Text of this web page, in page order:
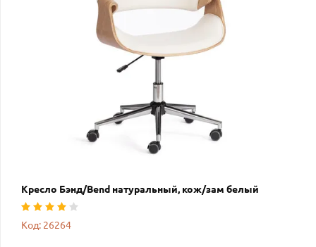
Кресло Бэнд/Bend натуральный, кож/зам белый
Код: 26264